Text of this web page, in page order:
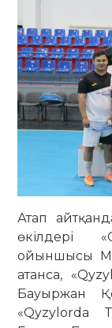
Атап
өкілдері
ойыншысы
атанса,
Бауыржан
«Qyzylorda